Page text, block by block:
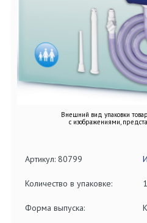
Внешний вид упаковки
с изображениями,
Артикул: 80799
Количество в упаковке: 1
Форма выпуска: